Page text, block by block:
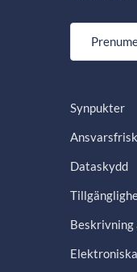
Synpukter
Dataskydd